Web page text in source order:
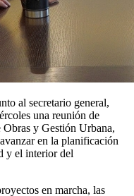
al secretario general,
una reunión de
Obras y Gestión Urbana,
en la planificación
y el interior del
en marcha, las